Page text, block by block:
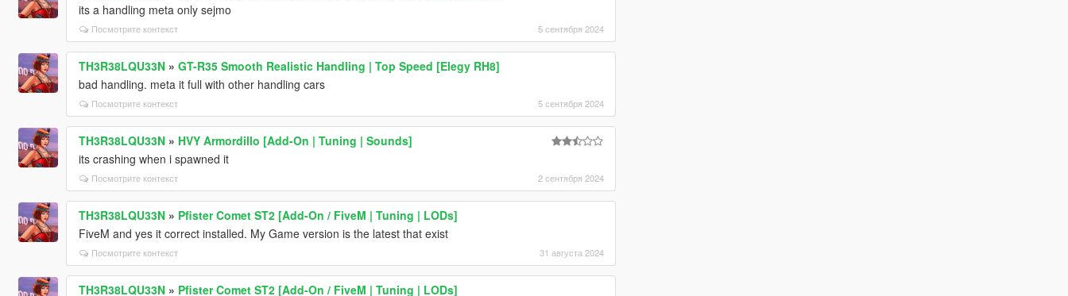
its a handling meta only sejmo
Посмотрите контекст 5 сентября 2024
TH3R38LQU33N» GT-R35 Smooth Realistic Handling | Top Speed [Elegy RH8]
bad handling. meta it full with other handling cars
Посмотрите контекст 5 сентября 2024
TH3R38LQU33N» HVY Armordillo [Add-On | Tuning | Sounds]
its crashing when i spawned it
Посмотрите контекст 2 сентября 2024
TH3R38LQU33N» Pfister Comet ST2 [Add-On / FiveM | Tuning | LODs]
FiveM and yes it correct installed. My Game version is the latest that exist
Посмотрите контекст 31 августа 2024
TH3R38LQU33N» Pfister Comet ST2 [Add-On / FiveM | Tuning | LODs]